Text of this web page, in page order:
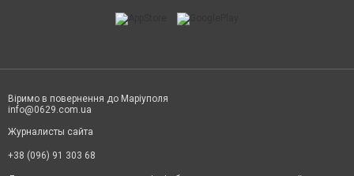
Віримо в повернення до Маріуполя
info@0629.com.ua
Журналисты сайта
+38 (096) 91 303 68